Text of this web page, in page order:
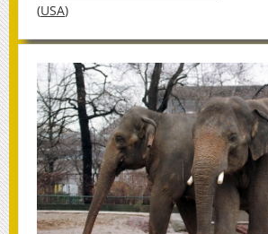
(USA)